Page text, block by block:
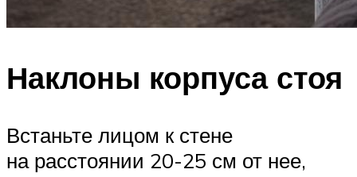
Наклоны корпуса стоя
Встаньте лицом к стене
на расстоянии 20-25 см от нее,